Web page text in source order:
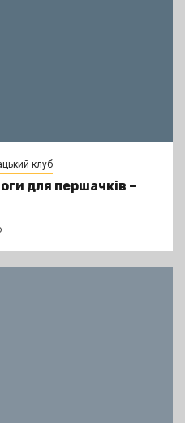
клуб
для першачків –